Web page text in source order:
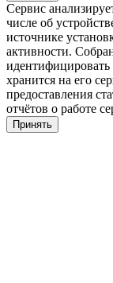
Сервис
числе об
источнике
активности.
идентифицировать
хранится на его
предоставления
отчётов о работе
Принять